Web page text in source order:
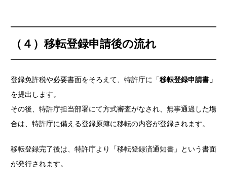
（４）移転登録申請後の流れ
登録免許税や必要書面をそろえて、特許庁に「移転登録申請書」
を提出します。
その後、特許庁担当部署にて方式審査がなされ、無事通過した場
合は、特許庁に備える登録原簿に移転の内容が登録されます。
移転登録完了後は、特許庁より「移転登録済通知書」という書面
が発行されます。